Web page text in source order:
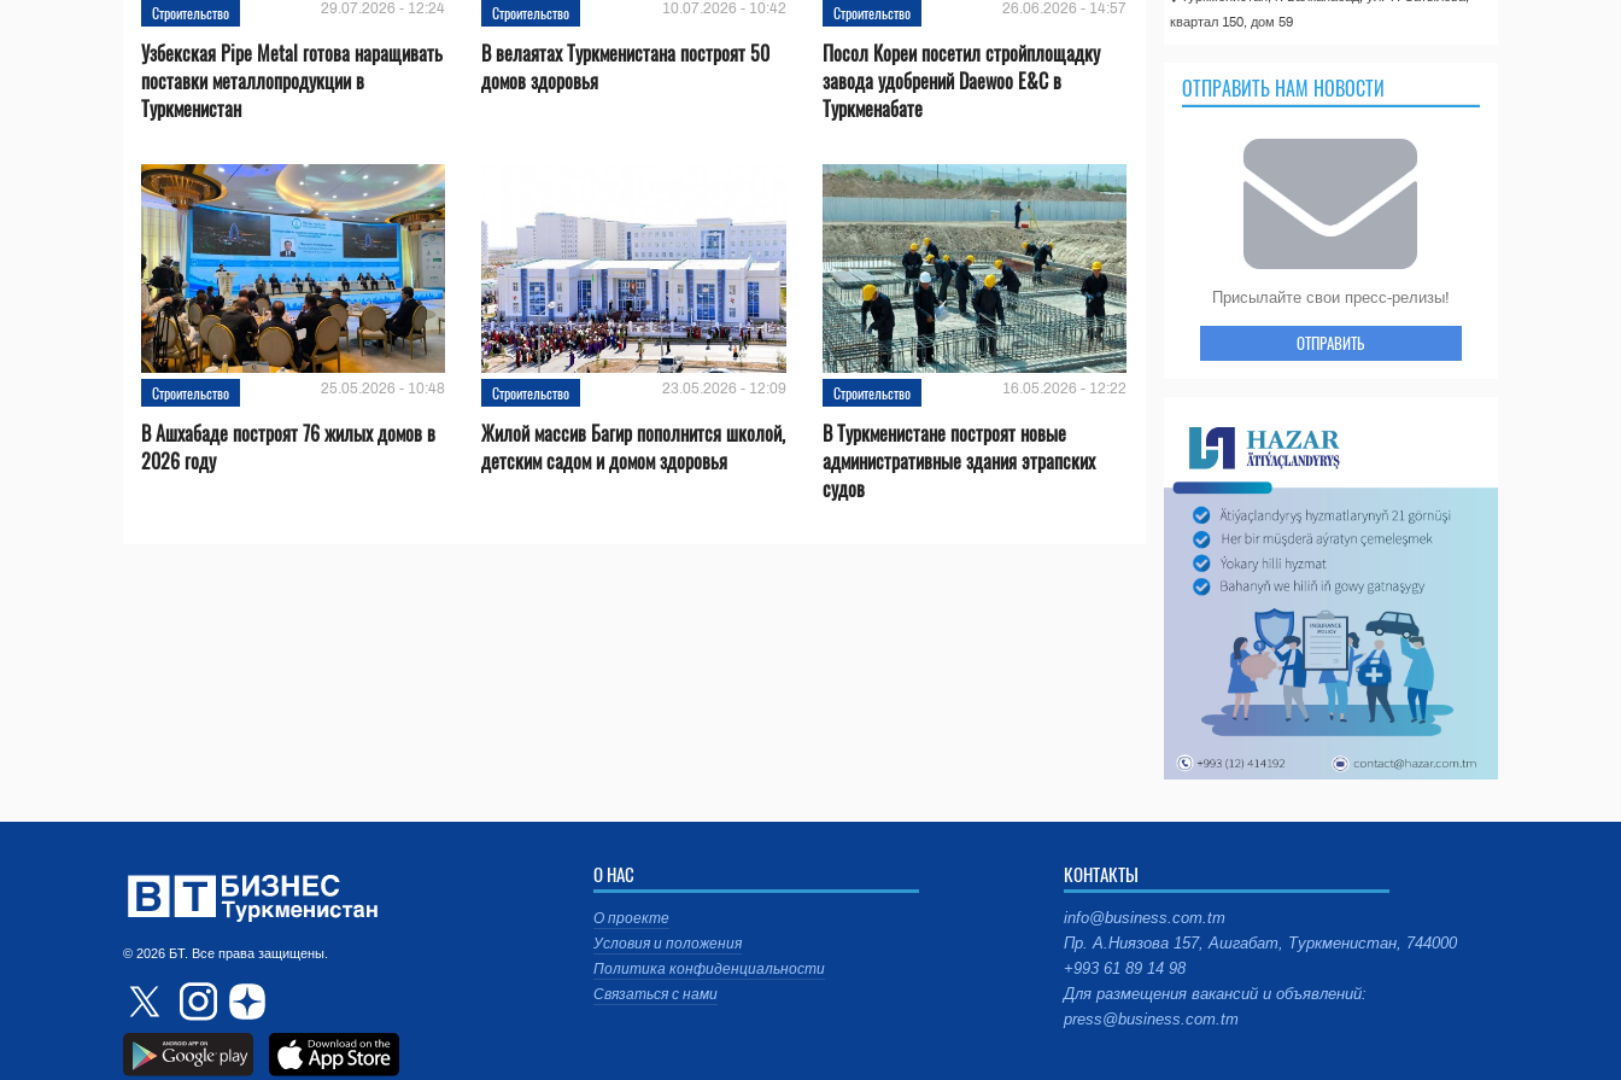
Строительство 29.07.2026 - 12:24
Узбекская Pipe Metal готова наращивать
поставки металлопродукции в
Туркменистан
Строительство 10.07.2026 - 10:42
В велаятах Туркменистана построят 50
домов здоровья
Строительство 26.06.2026 - 14:57
Посол Кореи посетил стройплощадку
завода удобрений Daewoo E&C в
Туркменабате
Строительство 25.05.2026 - 10:48
В Ашхабаде построят 76 жилых домов в
2026 году
Строительство 23.05.2026 - 12:09
Жилой массив Багир пополнится школой,
детским садом и домом здоровья
Строительство 16.05.2026 - 12:22
В Туркменистане построят новые
административные здания этрапских
судов
квартал 150, дом 59
ОТПРАВИТЬ НАМ НОВОСТИ
Присылайте свои пресс-релизы!
ОТПРАВИТЬ
© 2026 БТ. Все права защищены.
О НАС
О проекте
Условия и положения
Политика конфиденциальности
Связаться с нами
КОНТАКТЫ
info@business.com.tm
Пр. А.Ниязова 157, Ашгабат, Туркменистан, 744000
+993 61 89 14 98
Для размещения вакансий и объявлений:
press@business.com.tm